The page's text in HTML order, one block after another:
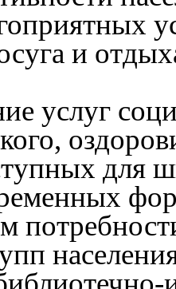
и
услуг
для